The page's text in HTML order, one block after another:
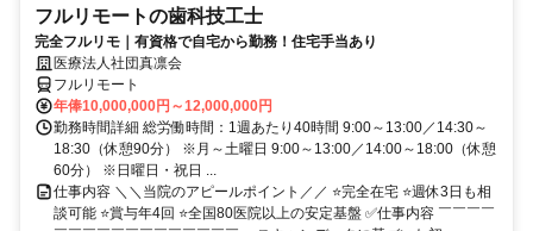
フルリモートの歯科技工士
完全フルリモ｜有資格で自宅から勤務！住宅手当あり
医療法人社団真凛会
フルリモート
年俸10,000,000円～12,000,000円
勤務時間詳細 総労働時間：1週あたり40時間 9:00～13:00／14:30～
18:30（休憩90分） ※月～土曜日 9:00～13:00／14:00～18:00（休憩
60分） ※日曜日・祝日 ...
仕事内容 ＼＼当院のアピールポイント／／ ⭐完全在宅 ⭐週休3日も相
談可能 ⭐賞与年4回 ⭐全国80医院以上の安定基盤 ✅仕事内容 ￣￣￣￣